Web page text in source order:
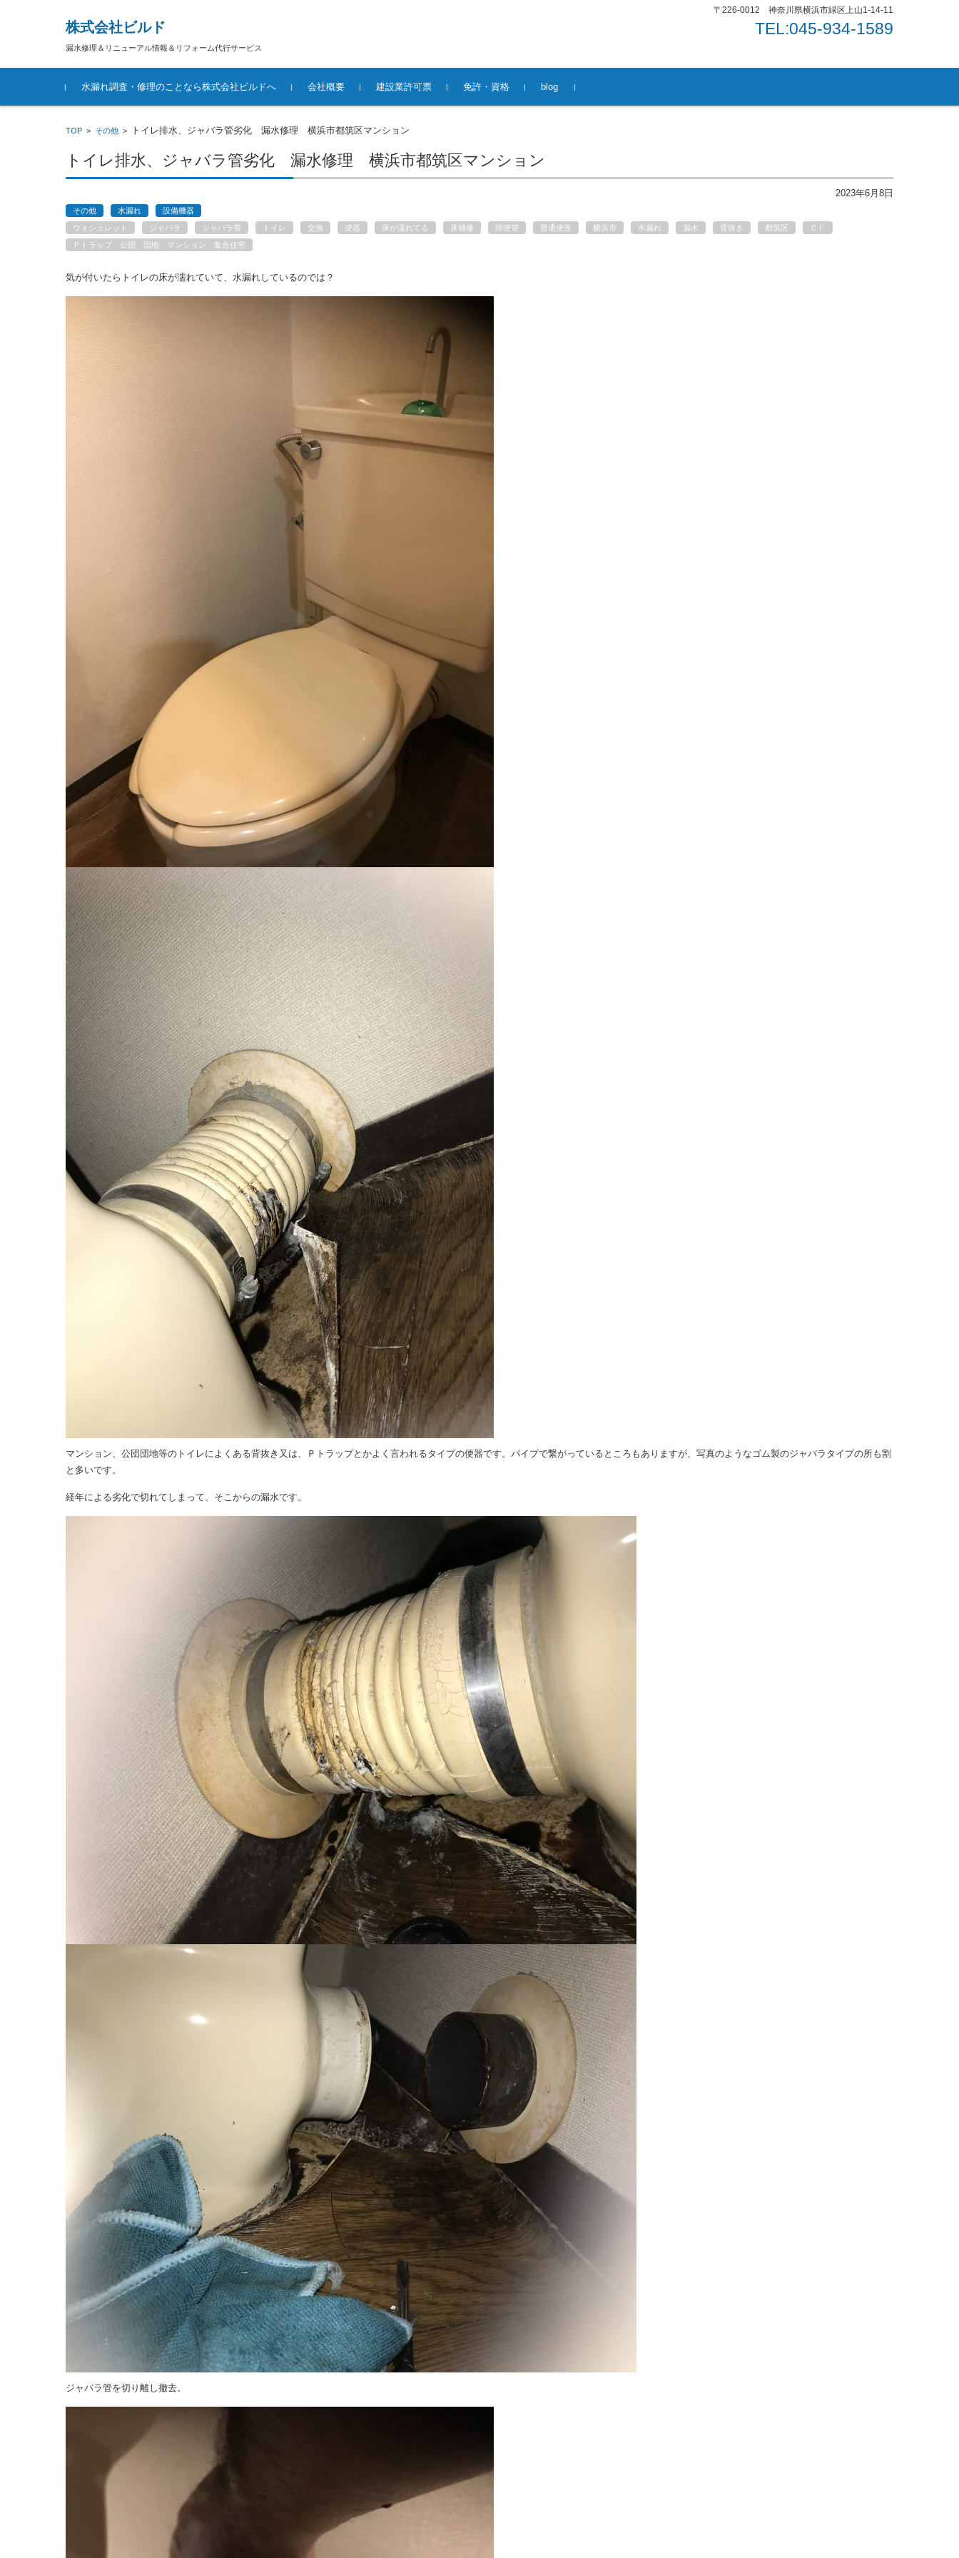
株式会社ビルド
漏水修理＆リニューアル情報＆リフォーム代行サービス
〒226-0012 神奈川県横浜市緑区上山1-14-11
TEL:045-934-1589
コンテンツに移動
水漏れ調査・修理のことなら株式会社ビルドへ
会社概要 建設業許可票 免許・資格 blog
TOP > その他 > トイレ排水、ジャバラ管劣化 漏水修理 横浜市都筑区マンション
トイレ排水、ジャバラ管劣化 漏水修理 横浜市都筑区マンション
2023年6月8日
その他 水漏れ
設備機器
ウォシュレット
ジャバラ ジャバラ管 トイレ 交換 便器 床が濡れてる 床補修 排便管 普通便座 横浜市 水漏れ 漏水 背抜き 都筑区
ＣＦ
Ｐトラップ 公団 団地 マンション 集合住宅
気が付いたらトイレの床が濡れていて、水漏れしているのでは？
マンション、公団団地等のトイレによくある背抜き又は、Ｐトラップとかよく言われるタイプの便器です。パイプで繋がっているところもありますが、写真のようなゴム製のジャバラタイプの所も割
と多いです。
経年による劣化で切れてしまって、そこからの漏水です。
ジャバラ管を切り離し撤去。